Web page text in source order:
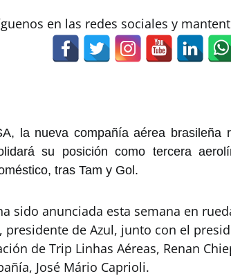
en las redes sociales y
la nueva compañía aérea brasileña
su posición como tercera
tras Tam y Gol.
sido anunciada esta semana en
presidente de Azul, junto con el
de Trip Linhas Aéreas, Renan
José Mário Caprioli.